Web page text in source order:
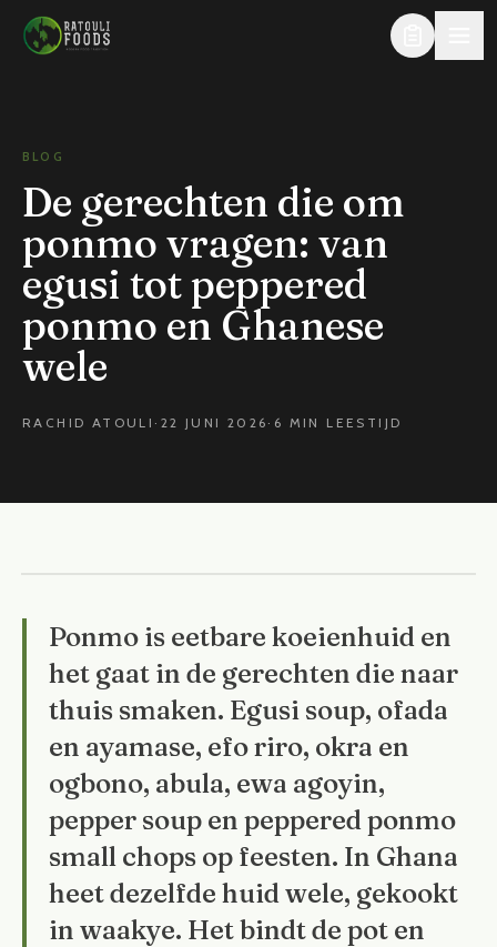
Direct naar de inhoud
BLOG
De gerechten die om
ponmo vragen: van
egusi tot peppered
ponmo en Ghanese
wele
RACHID ATOULI · 22 JUNI 2026 · 6 MIN LEESTIJD
Ponmo is eetbare koeienhuid en
het gaat in de gerechten die naar
thuis smaken. Egusi soup, ofada
en ayamase, efo riro, okra en
ogbono, abula, ewa agoyin,
pepper soup en peppered ponmo
small chops op feesten. In Ghana
heet dezelfde huid wele, gekookt
in waakye. Het bindt de pot en